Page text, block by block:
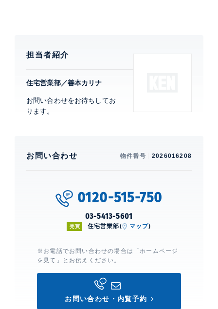
校・保育など、暮らしに必要なものが揃う、まさに
な共用施設がライフスタイルをもっと豊かにします。
特徴
インクローゼット、 都市ガス、 コンロ3
建物設備・施設
新耐震構造、 エレベーター、 宅配ボックス、 ペット設
備、 24時間ゴミ出し可能、 フロア毎ゴミ置場、 敷地
内ゴミ置場、 スカイラウンジ、 ゲストルーム、 フロン
ク、 TVモニター付きインターホン、 24時間有人管理
HARUMI FLAG PARK VILLAGE
建物詳細
担当者紹介
住宅営業部／善本カリナ
お問い合わせをお待ちしてお
ります。
お問い合わせ 物件番号 2026016208
0120-515-750
03-5413-5601
売買 住宅営業部( マップ)
※お電話でお問い合わせの場合は「ホームページ
を見て」とお伝えください。
お問い合わせ・内覧予約